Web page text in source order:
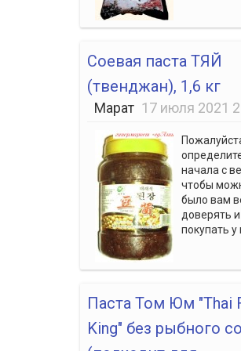
Соевая паста ТЯЙ
(твенджан), 1,6 кг
Марат 17 июля 2021
начала с
чтобы
было вам
доверять и
покупать у
Паста Том Юм "Thai
King" без рыбного